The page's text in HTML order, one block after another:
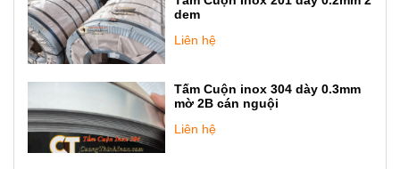
dem
Liên hệ
Tấm Cuộn inox 304 dày 0.3mm
mờ 2B cán nguội
Liên hệ